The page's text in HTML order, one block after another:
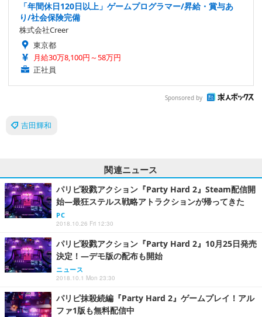
「年間休日120日以上」ゲームプログラマー/昇給・賞与あ
り/社会保険完備
株式会社Creer
東京都
月給30万8,100円～58万円
正社員
Sponsored by
吉田輝和
関連ニュース
パリピ殺戮アクション『Party Hard 2』Steam配信開
始―最狂ステルス戦略アトラクションが帰ってきた
PC
2018.10.26 Fri 12:30
パリピ殺戮アクション『Party Hard 2』10月25日発売
決定！―デモ版の配布も開始
ニュース
2018.10.1 Mon 23:30
パリピ抹殺続編『Party Hard 2』ゲームプレイ！アル
ファ1版も無料配信中